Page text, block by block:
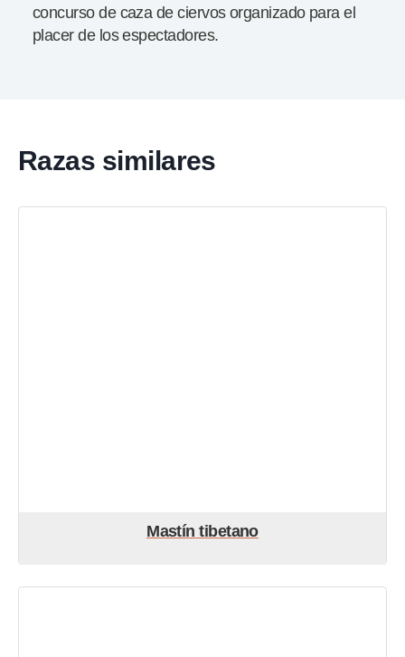
concurso de caza de ciervos organizado para el
placer de los espectadores.
Razas similares
Mastín tibetano